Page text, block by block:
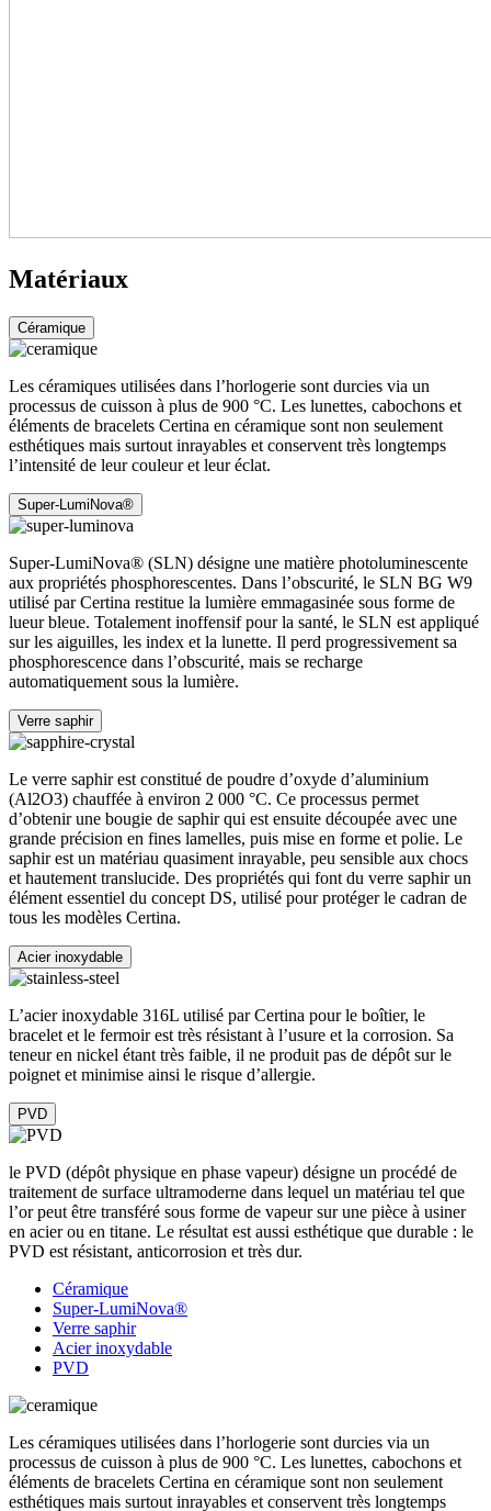
Matériaux
Céramique
Les céramiques utilisées dans l’horlogerie sont durcies via un
processus de cuisson à plus de 900 °C. Les lunettes, cabochons et
éléments de bracelets Certina en céramique sont non seulement
esthétiques mais surtout inrayables et conservent très longtemps
l’intensité de leur couleur et leur éclat.
Super-LumiNova®
Super-LumiNova® (SLN) désigne une matière photoluminescente
aux propriétés phosphorescentes. Dans l’obscurité, le SLN BG W9
utilisé par Certina restitue la lumière emmagasinée sous forme de
lueur bleue. Totalement inoffensif pour la santé, le SLN est appliqué
sur les aiguilles, les index et la lunette. Il perd progressivement sa
phosphorescence dans l’obscurité, mais se recharge
automatiquement sous la lumière.
Verre saphir
Le verre saphir est constitué de poudre d’oxyde d’aluminium
(Al2O3) chauffée à environ 2 000 °C. Ce processus permet
d’obtenir une bougie de saphir qui est ensuite découpée avec une
grande précision en fines lamelles, puis mise en forme et polie. Le
saphir est un matériau quasiment inrayable, peu sensible aux chocs
et hautement translucide. Des propriétés qui font du verre saphir un
élément essentiel du concept DS, utilisé pour protéger le cadran de
tous les modèles Certina.
Acier inoxydable
L’acier inoxydable 316L utilisé par Certina pour le boîtier, le
bracelet et le fermoir est très résistant à l’usure et la corrosion. Sa
teneur en nickel étant très faible, il ne produit pas de dépôt sur le
poignet et minimise ainsi le risque d’allergie.
PVD
le PVD (dépôt physique en phase vapeur) désigne un procédé de
traitement de surface ultramoderne dans lequel un matériau tel que
l’or peut être transféré sous forme de vapeur sur une pièce à usiner
en acier ou en titane. Le résultat est aussi esthétique que durable : le
PVD est résistant, anticorrosion et très dur.
Céramique
Super-LumiNova®
Verre saphir
Acier inoxydable
PVD
Les céramiques utilisées dans l’horlogerie sont durcies via un
processus de cuisson à plus de 900 °C. Les lunettes, cabochons et
éléments de bracelets Certina en céramique sont non seulement
esthétiques mais surtout inrayables et conservent très longtemps